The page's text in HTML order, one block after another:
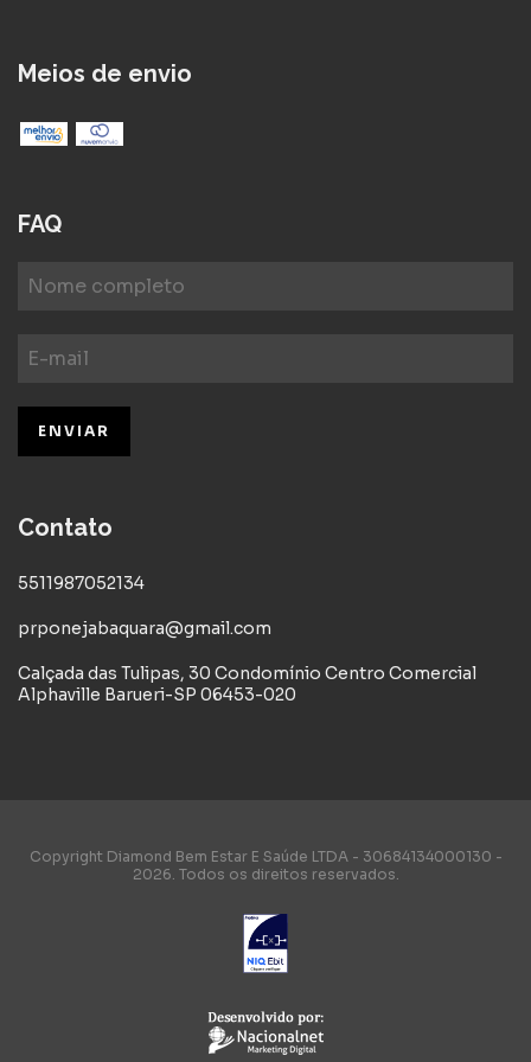
Meios de envio
FAQ
Contato
5511987052134
prponejabaquara@gmail.com
Calçada das Tulipas, 30 Condomínio Centro Comercial
Alphaville Barueri-SP 06453-020
Copyright Diamond Bem Estar E Saúde LTDA - 30684134000130 -
2026. Todos os direitos reservados.